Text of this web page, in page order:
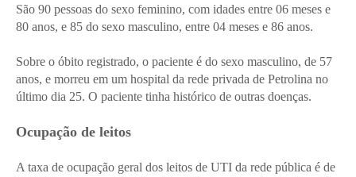
São 90 pessoas do sexo feminino, com idades entre 06 meses e
80 anos, e 85 do sexo masculino, entre 04 meses e 86 anos.
Sobre o óbito registrado, o paciente é do sexo masculino, de 57
anos, e morreu em um hospital da rede privada de Petrolina no
último dia 25. O paciente tinha histórico de outras doenças.
Ocupação de leitos
A taxa de ocupação geral dos leitos de UTI da rede pública é de